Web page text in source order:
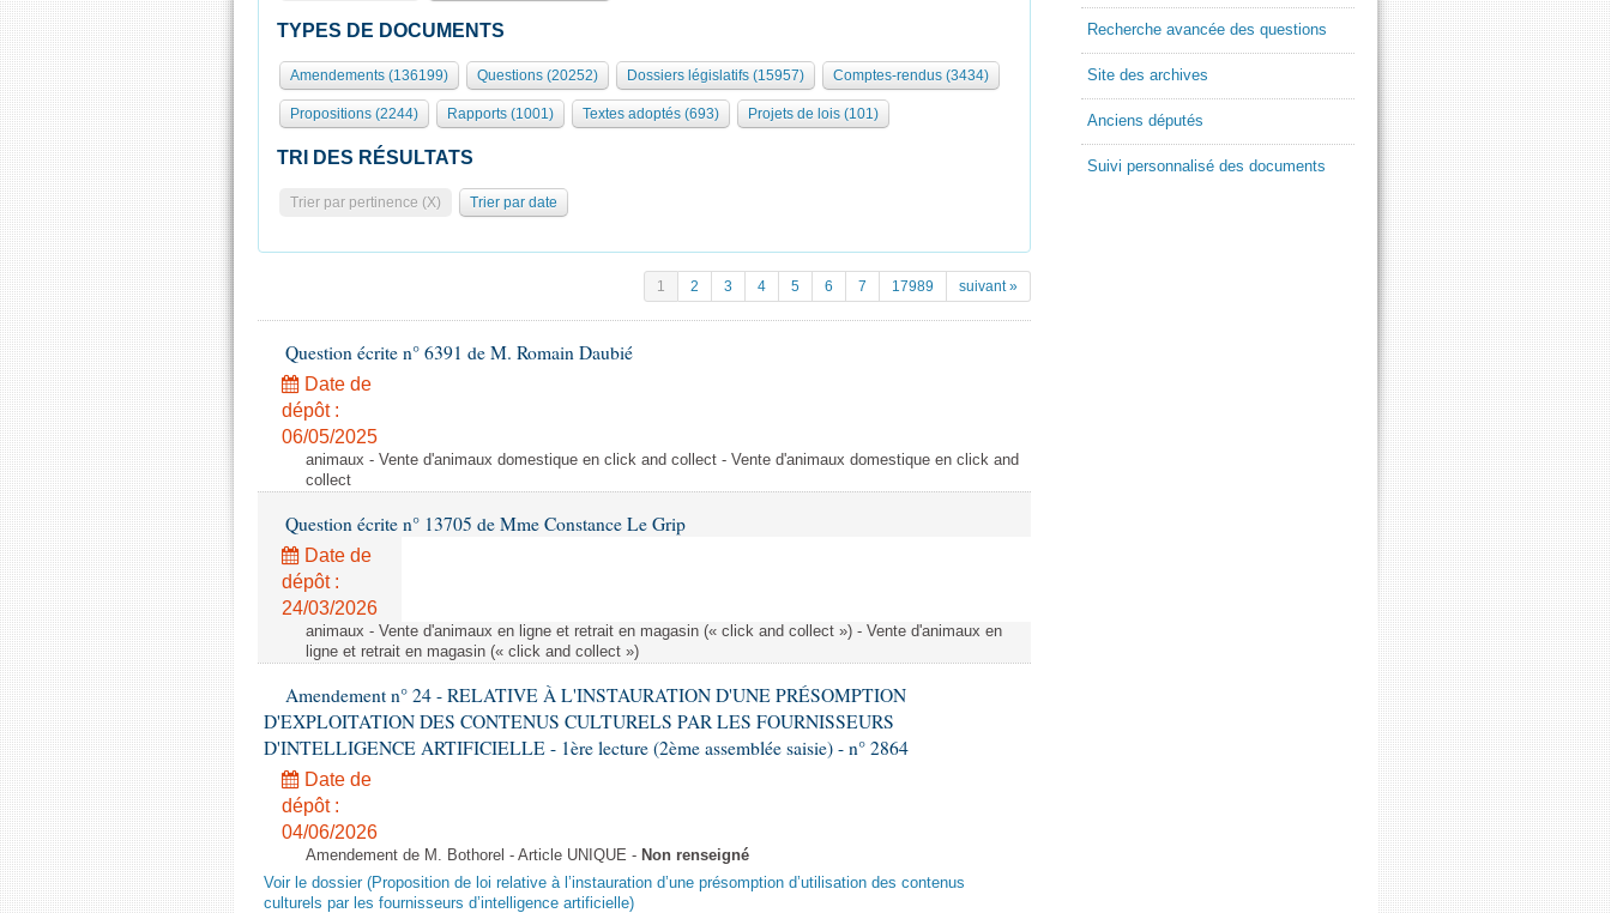
TYPES DE DOCUMENTS
Amendements (136199) Questions (20252) Dossiers législatifs (15957) Comptes-rendus (3434)
Propositions (2244) Rapports (1001) Textes adoptés (693) Projets de lois (101)
TRI DES RÉSULTATS
Trier par pertinence (X) Trier par date
1 2 3 4 5 6 7 17989 suivant »
Question écrite n° 6391 de M. Romain Daubié
Date de
dépôt :
06/05/2025
animaux - Vente d'animaux domestique en click and collect - Vente d'animaux domestique en click and
collect
Question écrite n° 13705 de Mme Constance Le Grip
Date de
dépôt :
24/03/2026
animaux - Vente d'animaux en ligne et retrait en magasin (« click and collect ») - Vente d'animaux en
ligne et retrait en magasin (« click and collect »)
Amendement n° 24 - RELATIVE À L'INSTAURATION D'UNE PRÉSOMPTION
D'EXPLOITATION DES CONTENUS CULTURELS PAR LES FOURNISSEURS
D'INTELLIGENCE ARTIFICIELLE - 1ère lecture (2ème assemblée saisie) - n° 2864
Date de
dépôt :
04/06/2026
Amendement de M. Bothorel - Article UNIQUE - Non renseigné
Voir le dossier (Proposition de loi relative à l’instauration d’une présomption d’utilisation des contenus
culturels par les fournisseurs d’intelligence artificielle)
Recherche avancée des questions
Site des archives
Anciens députés
Suivi personnalisé des documents